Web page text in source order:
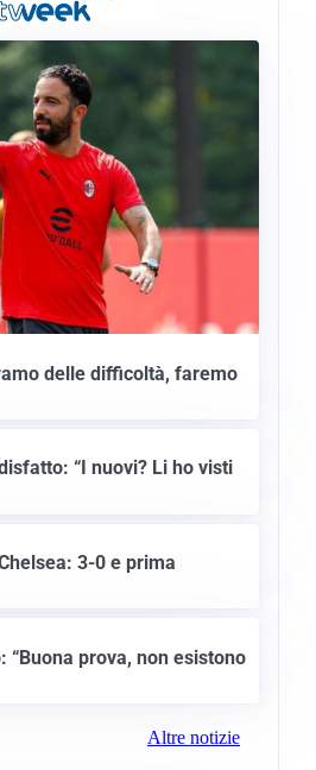
delle difficoltà, faremo
“I nuovi? Li ho visti
3-0 e prima
“Buona prova, non esistono
Altre notizie